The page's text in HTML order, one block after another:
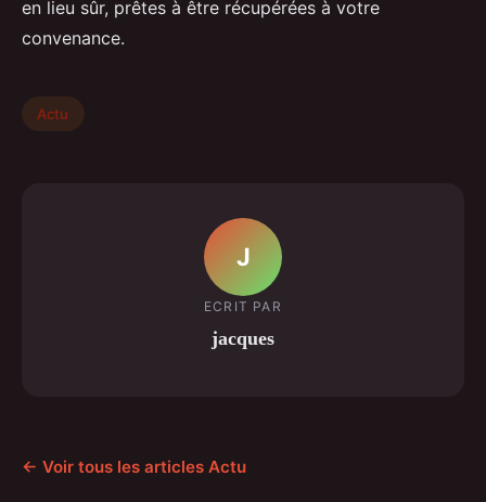
en lieu sûr, prêtes à être récupérées à votre
convenance.
Actu
J
ECRIT PAR
jacques
← Voir tous les articles Actu